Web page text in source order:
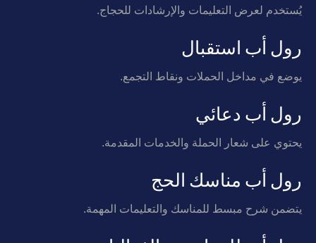
يُستخدم لعرض التعليمات والإرشادات للحجاج.
رول أب استقبال
يوضع في مداخل الحملات ونقاط التجمع.
رول أب دعائي
يحتوي على شعار الحملة والخدمات المقدمة.
رول أب مناسك الحج
يتضمن شرح مبسط للمناسك والتعليمات المهمة.